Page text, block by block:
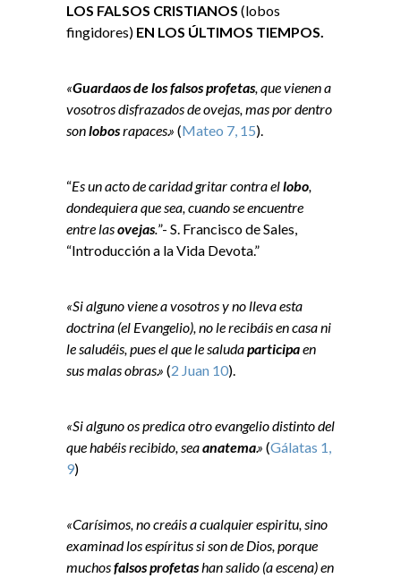
LOS FALSOS CRISTIANOS (lobos
fingidores) EN LOS ÚLTIMOS TIEMPOS.
«Guardaos de los falsos profetas, que vienen a
vosotros disfrazados de ovejas, mas por dentro
sonlobosrapaces.» (Mateo 7, 15).
“Es un acto de caridad gritar contra ellobo,
dondequiera que sea, cuando se encuentre
entre lasovejas.”- S. Francisco de Sales,
“Introducción a la Vida Devota.”
«Si alguno viene a vosotros y no lleva esta
doctrina (el Evangelio), no le recibáis en casa ni
le saludéis, pues el que le saludaparticipaen
sus malas obras.» (2 Juan 10).
«Si alguno os predica otro evangelio distinto del
que habéis recibido, seaanatema.» (Gálatas 1,
9)
«Carísimos, no creáis a cualquier espiritu, sino
examinad los espíritus si son de Dios, porque
muchosfalsos profetashan salido (a escena) en